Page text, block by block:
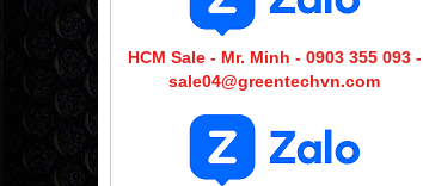
HCM Sale - Mr. Minh - 0903 355 093 -
sale04@greentechvn.com